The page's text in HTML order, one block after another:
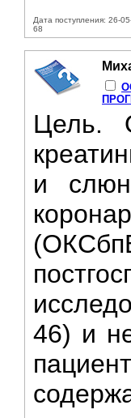
Дата поступления: 26-
68
Цель.
и
46) и